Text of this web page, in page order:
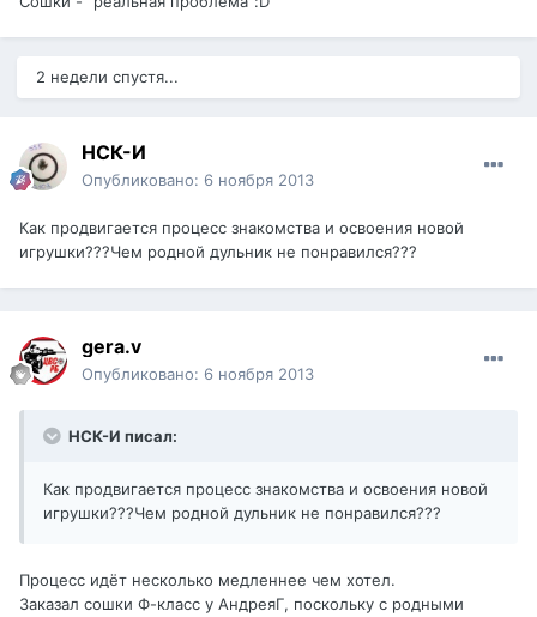
2 недели спустя...
НСК-И
Опубликовано: 6 ноября 2013
Как продвигается процесс знакомства и освоения новой
игрушки???Чем родной дульник не понравился???
gera.v
Опубликовано: 6 ноября 2013
НСК-И писал:
Как продвигается процесс знакомства и освоения новой
игрушки???Чем родной дульник не понравился???
Процесс идёт несколько медленнее чем хотел.
Заказал сошки Ф-класс у АндреяГ, поскольку с родными